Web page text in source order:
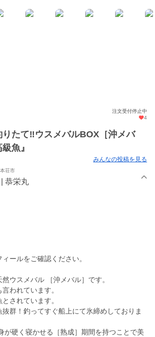
注文受付停止中
4
りたて‼️ウスメバルBOX［沖メバ
魚』
みんなの投稿を見る
荘市
恭栄丸
ールをご確認ください。
ウスメバル ［沖メバル］です。
われています。
されています。
群！釣ってすぐ船上にて氷締めしておりま
が硬く寝かせる［熟成］期間を持つことで美